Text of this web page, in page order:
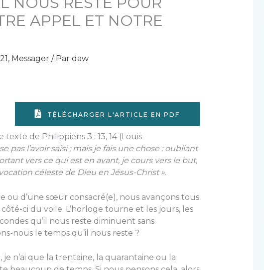
APPEL ET NOTRE
, Messager/ Par daw
TÉLÉCHARGER L'ARTICLE EN PDF
de Philippiens 3 : 13, 14 (Louis
pas l’avoir saisi ; mais je fais une chose : oubliant
vers ce qui est en avant, je cours vers le but,
céleste de Dieu en Jésus-Christ ».
ou d’une sœur consacré(e), nous avançons tous
ci du voile. L’horloge tourne et les jours, les
qu’il nous reste diminuent sans
nous le temps qu’il nous reste ?
n’ai que la trentaine, la quarantaine ou la